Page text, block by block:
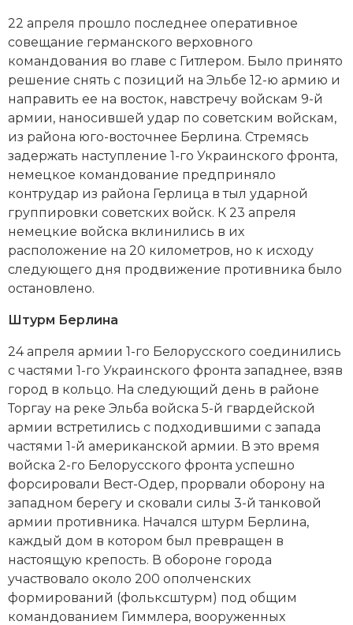
22 апреля прошло последнее оперативное
совещание германского верховного
командования во главе с Гитлером. Было принято
решение снять с позиций на Эльбе 12-ю армию и
направить ее на восток, навстречу войскам 9-й
армии, наносившей удар по советским войскам,
из района юго-восточнее Берлина. Стремясь
задержать наступление 1-го Украинского фронта,
немецкое командование предприняло
контрудар из района Герлица в тыл ударной
группировки советских войск. К 23 апреля
немецкие войска вклинились в их
расположение на 20 километров, но к исходу
следующего дня продвижение противника было
остановлено.
Штурм Берлина
24 апреля армии 1-го Белорусского соединились
с частями 1-го Украинского фронта западнее, взяв
город в кольцо. На следующий день в районе
Торгау на реке Эльба войска 5-й гвардейской
армии встретились с подходившими с запада
частями 1-й американской армии. В это время
войска 2-го Белорусского фронта успешно
форсировали Вест-Одер, прорвали оборону на
западном берегу и сковали силы 3-й танковой
армии противника. Начался штурм Берлина,
каждый дом в котором был превращен в
настоящую крепость. В обороне города
участвовало около 200 ополченских
формирований (фольксштурм) под общим
командованием Гиммлера, вооруженных